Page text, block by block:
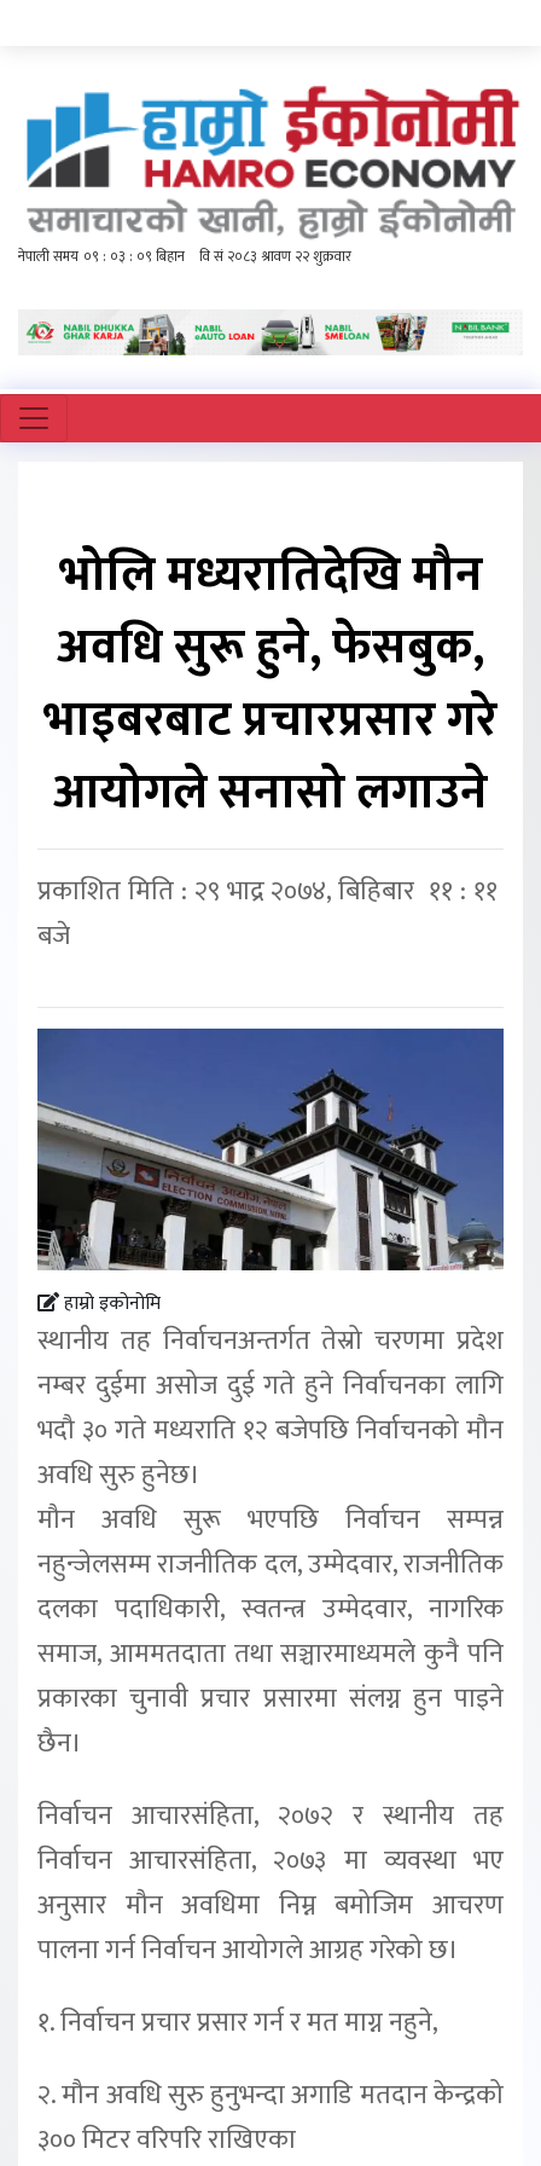
भोलि मध्यरातिदेखि मौन
अवधि सुरू हुने, फेसबुक,
भाइबरबाट प्रचारप्रसार गरे
आयोगले सनासो लगाउने
प्रकाशित मिति : २९ भाद्र २०७४, बिहिबार ११ : ११
बजे
हाम्रो इकोनोमि
स्थानीय तह निर्वाचनअन्तर्गत तेस्रो चरणमा प्रदेश
नम्बर दुईमा असोज दुई गते हुने निर्वाचनका लागि
भदौ ३० गते मध्यराति १२ बजेपछि निर्वाचनको मौन
अवधि सुरु हुनेछ।
मौन अवधि सुरू भएपछि निर्वाचन सम्पन्न
नहुन्जेलसम्म राजनीतिक दल, उम्मेदवार, राजनीतिक
दलका पदाधिकारी, स्वतन्त्र उम्मेदवार, नागरिक
समाज, आममतदाता तथा सञ्चारमाध्यमले कुनै पनि
प्रकारका चुनावी प्रचार प्रसारमा संलग्न हुन पाइने
छैन।
निर्वाचन आचारसंहिता, २०७२ र स्थानीय तह
निर्वाचन आचारसंहिता, २०७३ मा व्यवस्था भए
अनुसार मौन अवधिमा निम्न बमोजिम आचरण
पालना गर्न निर्वाचन आयोगले आग्रह गरेको छ।
१. निर्वाचन प्रचार प्रसार गर्न र मत माग्न नहुने,
२. मौन अवधि सुरु हुनुभन्दा अगाडि मतदान केन्द्रको
३०० मिटर वरिपरि राखिएका